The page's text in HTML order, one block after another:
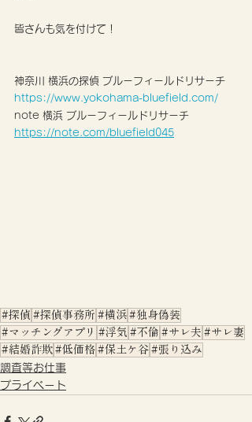
皆さんも気を付けて！
神奈川 横浜の探偵 ブルーフィールドリサーチ
https://www.yokohama-bluefield.com/
note 横浜 ブルーフィールドリサーチ
https://note.com/bluefield045
#探偵 #探偵事務所 #横浜 #独身偽装
#マッチングアプリ #浮気 #不倫 #サレ夫 #サレ妻
#結婚詐欺 #低価格 #保土ケ谷 #張り込み
調査等お仕事
プライベート